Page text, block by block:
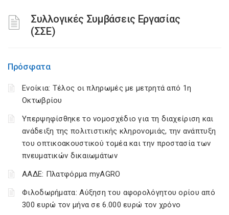
Συλλογικές Συμβάσεις Εργασίας
(ΣΣΕ)
Πρόσφατα
Ενοίκια: Τέλος οι πληρωμές με μετρητά από 1η
Οκτωβρίου
Υπερψηφίσθηκε το νομοσχέδιο για τη διαχείριση και
ανάδειξη της πολιτιστικής κληρονομιάς, την ανάπτυξη
του οπτικοακουστικού τομέα και την προστασία των
πνευματικών δικαιωμάτων
ΑΑΔΕ: Πλατφόρμα myAGRO
Φιλοδωρήματα: Αύξηση του αφορολόγητου ορίου από
300 ευρώ τον μήνα σε 6.000 ευρώ τον χρόνο